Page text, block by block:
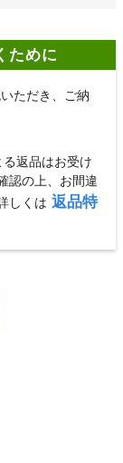
ために
ただき、ご納
返品はお受け
認の上、お間違
しくは 返品特